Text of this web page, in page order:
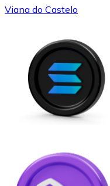
Viana do Castelo